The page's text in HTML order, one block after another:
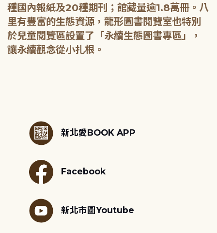
種國內報紙及20種期刊；館藏量逾1.8萬冊。八
里有豐富的生態資源，龍形圖書閱覽室也特別
於兒童閱覽區設置了「永續生態圖書專區」，
新北愛BOOK APP
Facebook
新北市圖Youtube